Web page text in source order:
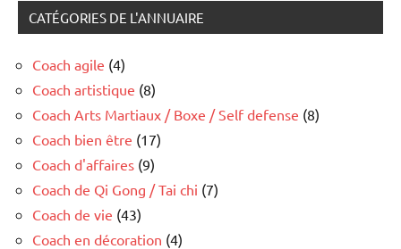
CATÉGORIES DE L'ANNUAIRE
Coach agile (4)
Coach artistique (8)
Coach Arts Martiaux / Boxe / Self defense (8)
Coach bien être (17)
Coach d'affaires (9)
Coach de Qi Gong / Tai chi (7)
Coach de vie (43)
Coach en décoration (4)